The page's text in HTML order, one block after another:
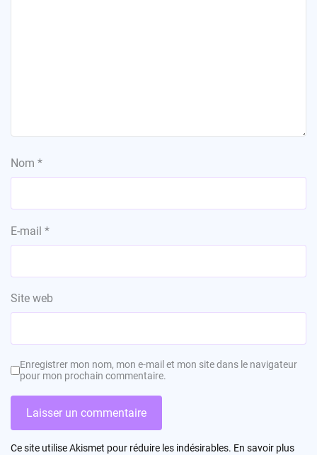
Nom *
E-mail *
Site web
Enregistrer mon nom, mon e-mail et mon site dans le navigateur
pour mon prochain commentaire.
Ce site utilise Akismet pour réduire les indésirables. En savoir plus